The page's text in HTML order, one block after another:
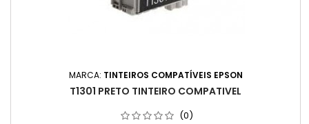
MARCA: TINTEIROS COMPATÍVEIS EPSON
T1301 PRETO TINTEIRO COMPATIVEL
(0)